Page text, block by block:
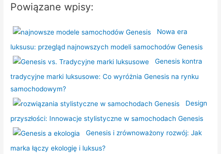
Powiązane wpisy:
Nowa era
luksusu: przegląd najnowszych modeli samochodów Genesis
Genesis kontra
tradycyjne marki luksusowe: Co wyróżnia Genesis na rynku
samochodowym?
Design
przyszłości: Innowacje stylistyczne w samochodach Genesis
Genesis i zrównoważony rozwój: Jak
marka łączy ekologię i luksus?